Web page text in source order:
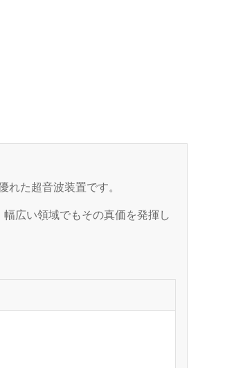
れた超音波装置です。
広い領域でもその真価を発揮し